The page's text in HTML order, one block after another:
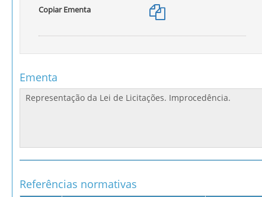
Copiar Ementa
Ementa
Referências normativas